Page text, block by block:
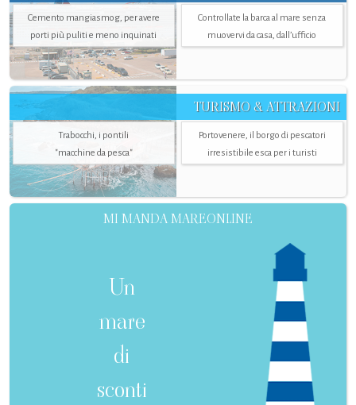
Cemento mangiasmog, per avere
porti più puliti e meno inquinati
Controllate la barca al mare senza
muovervi da casa, dall’ufficio
TURISMO & ATTRAZIONI
Trabocchi, i pontili
"macchine da pesca"
Portovenere, il borgo di pescatori
irresistibile esca per i turisti
MI MANDA MAREONLINE
Un
mare
di
sconti